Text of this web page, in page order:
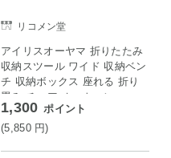
リコメン堂
アイリスオーヤマ 折りたたみ
収納スツール ワイド 収納ベン
チ 収納ボックス 座れる 折り
畳み チェア オットマン
1,300 ポイント
(5,850 円)